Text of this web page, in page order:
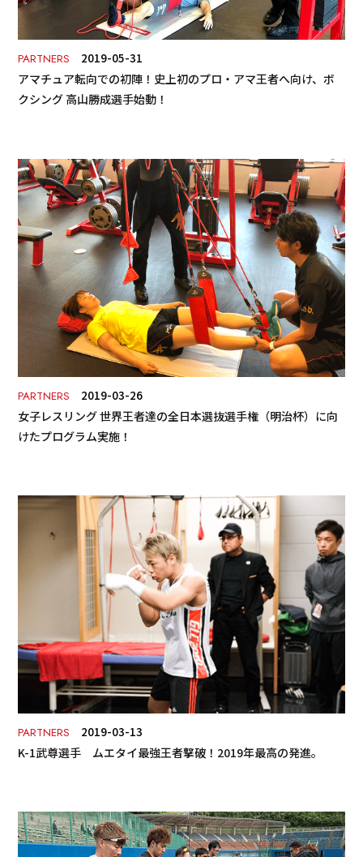
PARTNERS
2019-05-31
アマチュア転向での初陣！史上初のプロ・アマ王者へ向け、ボ
クシング 高山勝成選手始動！
PARTNERS
2019-03-26
女子レスリング 世界王者達の全日本選抜選手権（明治杯）に向
けたプログラム実施！
PARTNERS
2019-03-13
K-1武尊選手 ムエタイ最強王者撃破！2019年最高の発進。